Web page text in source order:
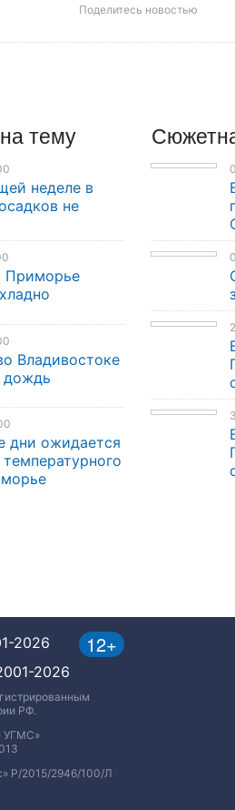
Поделитесь новостью
на тему
неделе в
не
Приморье
Владивостоке
дождь
дни ожидается
12+
2026
2026
РФ.
УГМС»
Р/2015/2946/100/Л